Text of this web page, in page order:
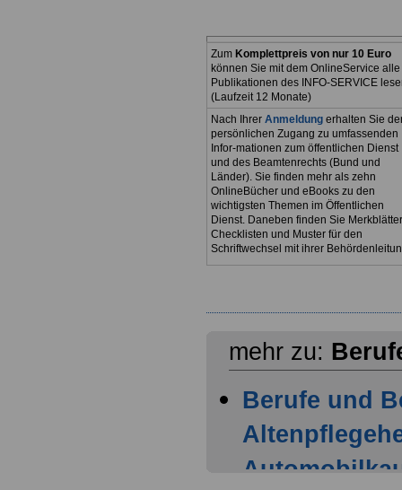
Zum Komplettpreis von nur 10 Euro
können Sie mit dem OnlineService alle
Publikationen des INFO-SERVICE
(Laufzeit 12 Monate)
Nach Ihrer Anmeldung erhalten Sie
persönlichen Zugang zu umfassenden
Infor-mationen zum öffentlichen Dienst
und des Beamtenrechts (Bund und
Länder). Sie finden mehr als zehn
OnlineBücher und eBooks zu den
wichtigsten Themen im Öffentlichen
Dienst. Daneben finden Sie
Checklisten und Muster für den
Schriftwechsel mit ihrer
mehr zu:
Berufe und